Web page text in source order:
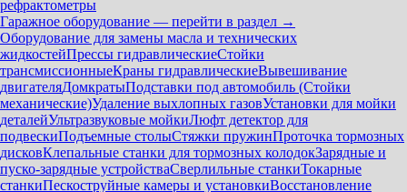
рефрактометры
Гаражное оборудование — перейти в раздел →
Оборудование для замены масла и технических
жидкостейПрессы гидравлическиеСтойки
трансмиссионныеКраны гидравлическиеВывешивание
двигателяДомкратыПодставки под автомобиль (Стойки
механические)Удаление выхлопных газовУстановки для мойки
деталейУльтразвуковые мойкиЛюфт детектор для
подвескиПодъемные столыСтяжки пружинПроточка тормозных
дисковКлепальные станки для тормозных колодокЗарядные и
пуско-зарядные устройстваСверлильные станкиТокарные
станкиПескоструйные камеры и установкиВосстановление